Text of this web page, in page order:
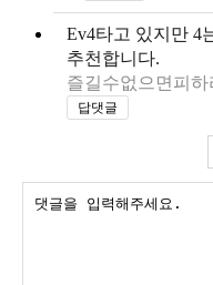
Ev4타고 있지만 4
추천합니다.
즐길수없으면피하
답댓글